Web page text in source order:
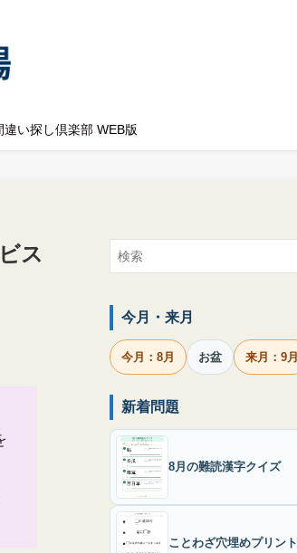
違い探し倶楽部 WEB版
ス
今月・来月
今月：8月 お盆 来月：9月
新着問題
8月の難読漢字クイズ
ことわざ穴埋めプリント